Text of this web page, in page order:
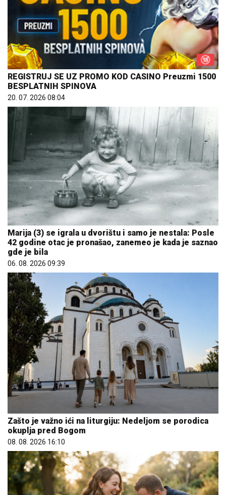
REGISTRUJ SE UZ PROMO KOD CASINO Preuzmi 1500
BESPLATNIH SPINOVA
20. 07. 2026 08:04
Marija (3) se igrala u dvorištu i samo je nestala: Posle
42 godine otac je pronašao, zanemeo je kada je saznao
gde je bila
06. 08. 2026 09:39
Zašto je važno ići na liturgiju: Nedeljom se porodica
okuplja pred Bogom
08. 08. 2026 16:10